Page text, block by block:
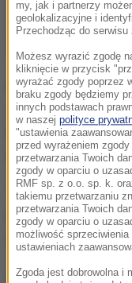
Chodzi o system
Zintegrowany
Użytkownika. Ten
wykorzystany -
Ten system
rząd. Miał
danych oraz
Złożyliśmy
my, jak i partnerzy
geolokalizacyjne i
Przechodząc do
Możesz wyrazić zgodę
kliknięcie w przycisk
wyrażać zgody poprzez
braku zgody będziemy
innych podstawach
w naszej polityce
"ustawienia
przed wyrażeniem
przetwarzania Twoich
zgody w oparciu o
RMF sp. z o.o. sp. k.
takiemu przetwarzaniu
przetwarzania Twoich
zgody w oparciu o
możliwość
ustawieniach
Zgoda jest dobrowolna i